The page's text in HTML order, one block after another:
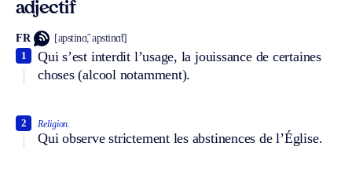
adjectif
FR [apstinɑ̃, apstinɑ̃t]
Qui s’est interdit l’usage, la jouissance de certaines
choses (alcool notamment).
1
Religion.
Qui observe strictement les abstinences de l’Église.
2